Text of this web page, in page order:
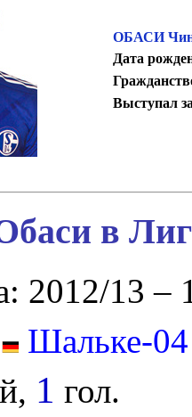
ОБАСИ
Дата
Выступал
в
2012/13 –
Шальке-04
1 гол.